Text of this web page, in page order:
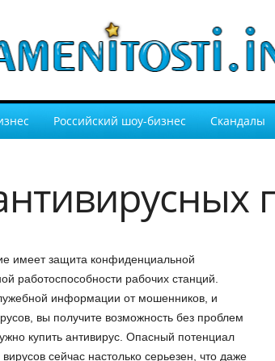
Российский шоу-бизнес Скандалы
имеет защита конфиденциальной
работоспособности рабочих станций.
информации от мошенников, и
вы получите возможность без проблем
купить антивирус. Опасный потенциал
сейчас настолько серьезен, что даже